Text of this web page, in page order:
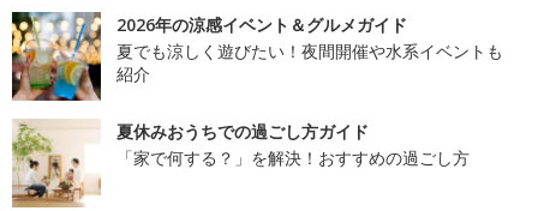
2026年の涼感イベント＆グルメガイド
夏でも涼しく遊びたい！夜間開催や水系イベントも
紹介
夏休みおうちでの過ごし方ガイド
「家で何する？」を解決！おすすめの過ごし方